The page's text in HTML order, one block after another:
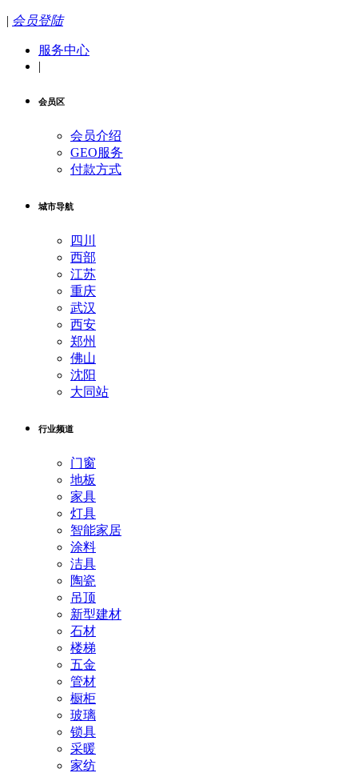
| 会员登陆
服务中心
|
会员区
会员介绍
GEO服务
付款方式
城市导航
四川
西部
江苏
重庆
武汉
西安
郑州
佛山
沈阳
大同站
行业频道
门窗
地板
家具
灯具
智能家居
涂料
洁具
陶瓷
吊顶
新型建材
石材
楼梯
五金
管材
橱柜
玻璃
锁具
采暖
家纺